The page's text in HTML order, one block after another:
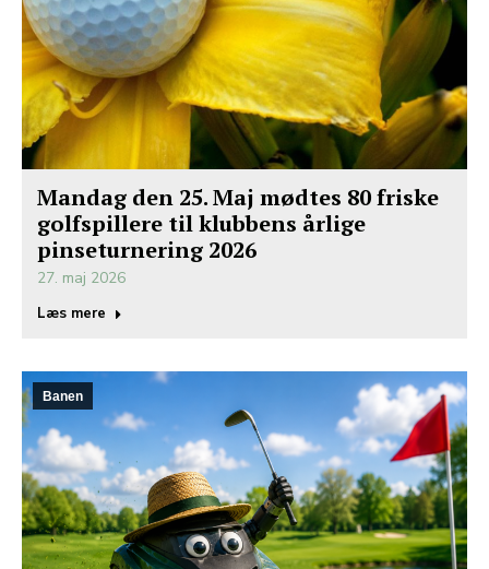
Mandag den 25. Maj mødtes 80 friske
golfspillere til klubbens årlige
pinseturnering 2026
27. maj 2026
Læs mere
Banen